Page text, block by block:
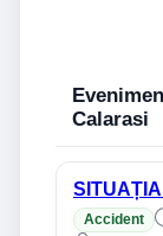
Calarasi
Accident